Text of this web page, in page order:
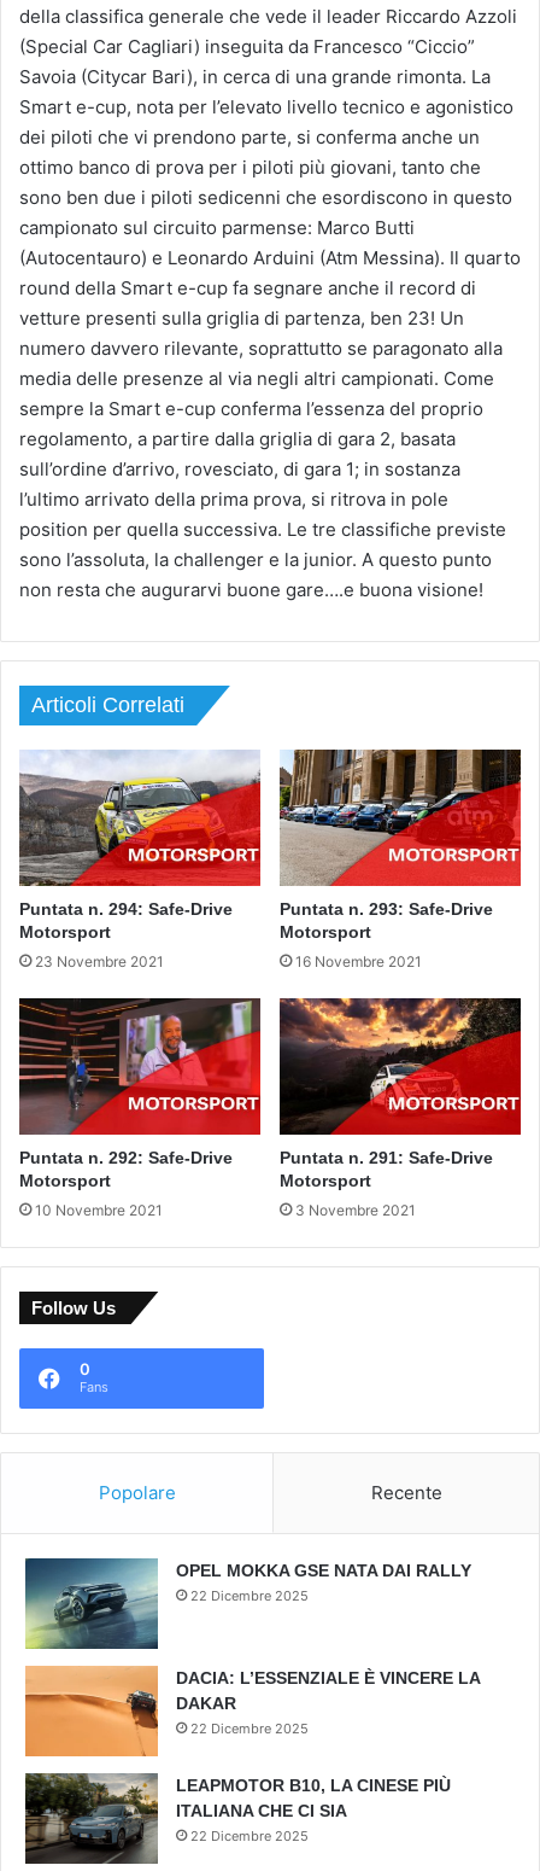
della classifica generale che vede il leader Riccardo Azzoli
(Special Car Cagliari) inseguita da Francesco “Ciccio”
Savoia (Citycar Bari), in cerca di una grande rimonta. La
Smart e-cup, nota per l’elevato livello tecnico e agonistico
dei piloti che vi prendono parte, si conferma anche un
ottimo banco di prova per i piloti più giovani, tanto che
sono ben due i piloti sedicenni che esordiscono in questo
campionato sul circuito parmense: Marco Butti
(Autocentauro) e Leonardo Arduini (Atm Messina). Il quarto
round della Smart e-cup fa segnare anche il record di
vetture presenti sulla griglia di partenza, ben 23! Un
numero davvero rilevante, soprattutto se paragonato alla
media delle presenze al via negli altri campionati. Come
sempre la Smart e-cup conferma l’essenza del proprio
regolamento, a partire dalla griglia di gara 2, basata
sull’ordine d’arrivo, rovesciato, di gara 1; in sostanza
l’ultimo arrivato della prima prova, si ritrova in pole
position per quella successiva. Le tre classifiche previste
sono l’assoluta, la challenger e la junior. A questo punto
non resta che augurarvi buone gare….e buona visione!
Articoli Correlati
Puntata n. 294: Safe-Drive
Motorsport
23 Novembre 2021
Puntata n. 293: Safe-Drive
Motorsport
16 Novembre 2021
Puntata n. 292: Safe-Drive
Motorsport
10 Novembre 2021
Puntata n. 291: Safe-Drive
Motorsport
3 Novembre 2021
Follow Us
0
Fans
Popolare Recente
OPEL MOKKA GSE NATA DAI RALLY
22 Dicembre 2025
DACIA: L’ESSENZIALE È VINCERE LA
DAKAR
22 Dicembre 2025
LEAPMOTOR B10, LA CINESE PIÙ
ITALIANA CHE CI SIA
22 Dicembre 2025